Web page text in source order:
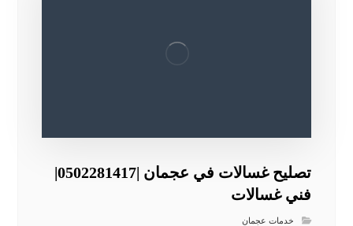
تصليح غسالات في عجمان |0502281417|
فني غسالات
خدمات عجمان